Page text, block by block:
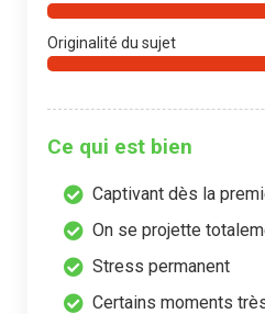
Originalité du sujet
Ce qui est bien
Captivant dès la
On se projette
Stress permanent
Certains moments